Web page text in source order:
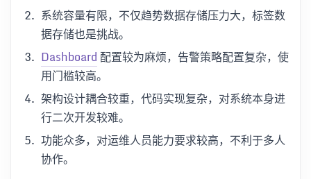
系统容量有限，不仅趋势数据存储压力大，标签数
据存储也是挑战。
Dashboard 配置较为麻烦，告警策略配置复杂，使
用门槛较高。
架构设计耦合较重，代码实现复杂，对系统本身进
行二次开发较难。
功能众多，对运维人员能力要求较高，不利于多人
协作。